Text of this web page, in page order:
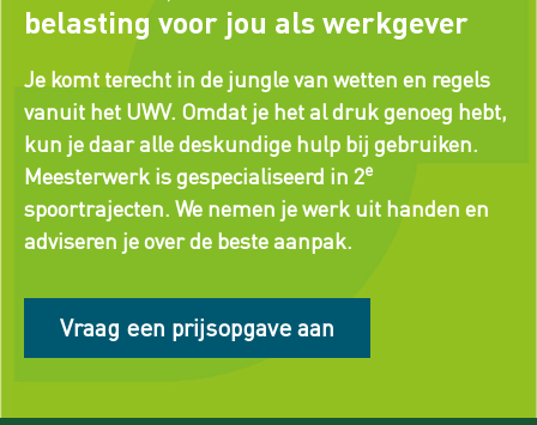
belasting voor jou als werkgever
Je komt terecht in de jungle van wetten en regels
vanuit het UWV. Omdat je het al druk genoeg hebt,
kun je daar alle deskundige hulp bij gebruiken.
Meesterwerk is gespecialiseerd in 2e
spoortrajecten. We nemen je werk uit handen en
adviseren je over de beste aanpak.
Vraag een prijsopgave aan